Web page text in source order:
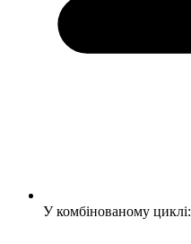
У комбінованому циклі: